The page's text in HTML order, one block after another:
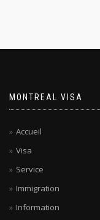
MONTREAL VISA
Accueil
Visa
Service
Immigration
Information